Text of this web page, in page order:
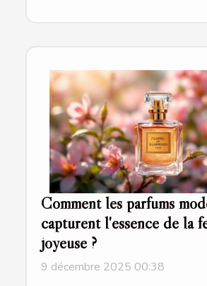
Comment les parfums
capturent l'essence de la
joyeuse ?
9 décembre 2025 00:38